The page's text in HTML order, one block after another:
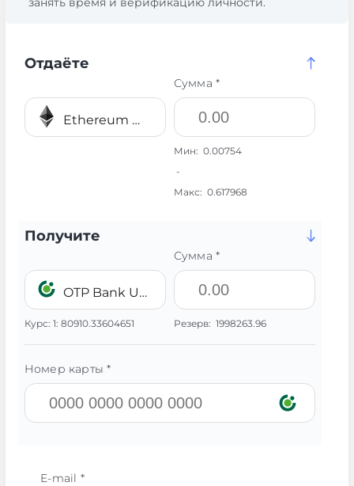
Отдаёте
Ethereum ERC20 ETH
Сумма *
Мин: 0.00754
-
Макс: 0.617968
Получите
OTP Bank UAH
Курс: 1: 80910.33604651
Сумма *
Резерв: 1998263.96
Номер карты *
E-mail *